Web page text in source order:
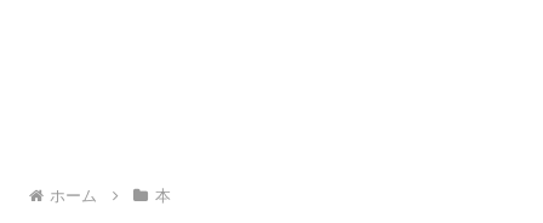
ホーム 本